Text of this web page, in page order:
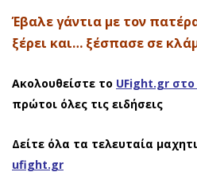
Έβαλε γάντια με τον
ξέρει και… ξέσπασε σε
Ακολουθείστε το UFight.gr
πρώτοι όλες τις ειδήσεις
Δείτε όλα τα τελευταία
ufight.gr